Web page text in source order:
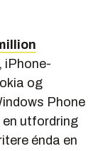
iPhone-
og
Phone
en utfordring
énda en